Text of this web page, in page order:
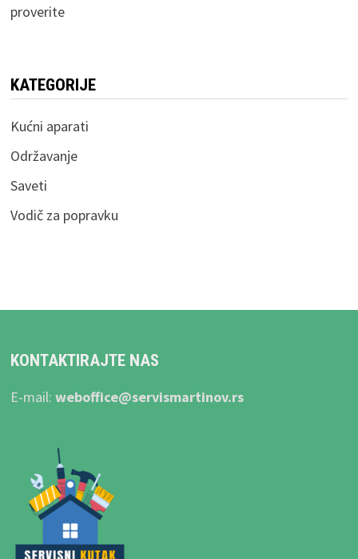
proverite
KATEGORIJE
Kućni aparati
Održavanje
Saveti
Vodič za popravku
KONTAKTIRAJTE NAS
E-mail: weboffice@servismartinov.rs